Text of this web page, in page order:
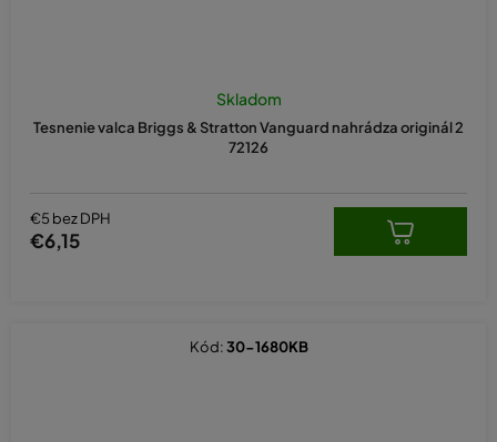
Tesnenie valca Briggs & Stratton Vanguard nahrádza originál 2
72126
Skladom
€5 bez DPH
€6,15
Kód:30-1680KB